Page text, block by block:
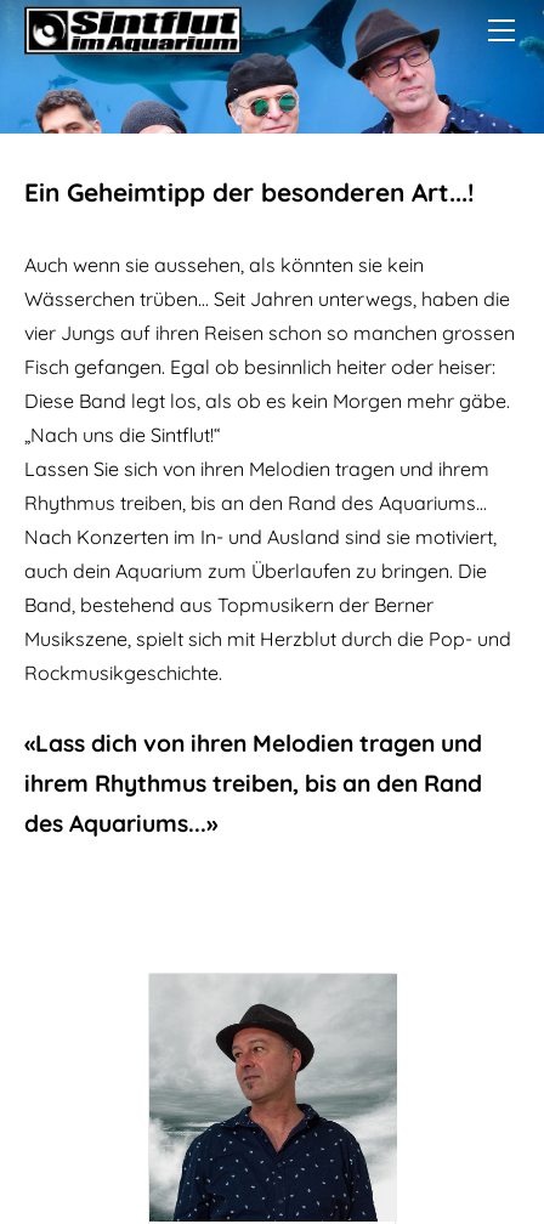
Ein Geheimtipp der besonderen Art...!
Auch wenn sie aussehen, als könnten sie kein
Wässerchen trüben... Seit Jahren unterwegs, haben die
vier Jungs auf ihren Reisen schon so manchen grossen
Fisch gefangen. Egal ob besinnlich heiter oder heiser:
Diese Band legt los, als ob es kein Morgen mehr gäbe.
„Nach uns die Sintflut!“
Lassen Sie sich von ihren Melodien tragen und ihrem
Rhythmus treiben, bis an den Rand des Aquariums...
Nach Konzerten im In- und Ausland sind sie motiviert,
auch dein Aquarium zum Überlaufen zu bringen. Die
Band, bestehend aus Topmusikern der Berner
Musikszene, spielt sich mit Herzblut durch die Pop- und
Rockmusikgeschichte.
«Lass dich von ihren Melodien tragen und
ihrem Rhythmus treiben, bis an den Rand
des Aquariums...»
GALLERY
CONTACT